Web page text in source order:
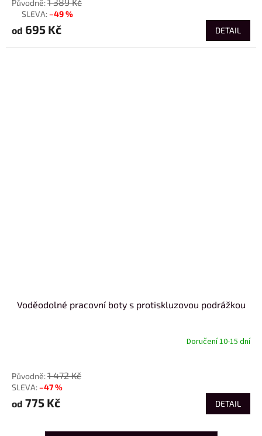
–49 %
od 695 Kč DETAIL
Voděodolné pracovní boty s protiskluzovou podrážkou
Doručení 10-15 dní
1 472 Kč
–47 %
od 775 Kč DETAIL